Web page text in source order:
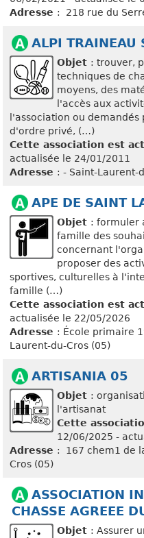
Adresse : 218 rue du
ALPI TRAINEAU
Objet : trouver,
techniques de
moyens, des
l'accès aux
l'association ou
d'ordre privé, (…)
Cette association est
actualisée le 24/01/2011
Adresse : - Saint-Laurent-
APE DE SAINT
Objet : formuler
famille des
concernant
proposer des
sportives, culturelles à
famille (…)
Cette association est
actualisée le 22/05/2026
Adresse : École primaire
Laurent-du-Cros (05)
ARTISANIA 05
Objet :
l'artisanat
Cette
12/06/2025 -
Adresse : 167 chem1 de
Cros (05)
ASSOCIATION
CHASSE AGREEE
Objet : Assurer